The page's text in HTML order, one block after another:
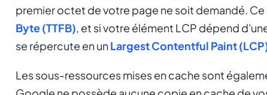
premier octet de votre page ne soit demandé.
Byte (TTFB), et si votre élément LCP dépend
se répercute en unLargest Contentful Paint
Les sous-ressources mises en cache sont